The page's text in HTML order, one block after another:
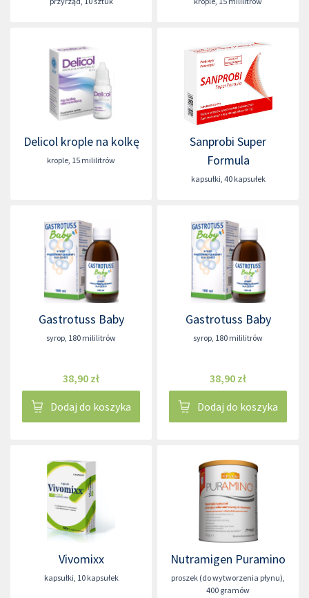
Delicol krople na kolkę
krople, 15 mililitrów
Sanprobi Super
Formula
kapsułki, 40 kapsułek
Gastrotuss Baby
syrop, 180 mililitrów
38,90 zł
Dodaj do koszyka
Gastrotuss Baby
syrop, 180 mililitrów
38,90 zł
Dodaj do koszyka
Vivomixx
kapsułki, 10 kapsułek
Nutramigen Puramino
proszek (do wytworzenia płynu),
400 gramów